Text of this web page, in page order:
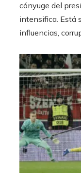
cónyuge del
intensifica. Está
influencias,